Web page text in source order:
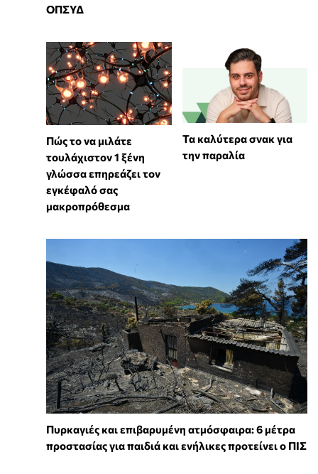
ΟΠΣΥΔ
⁠Πώς το να μιλάτε
τουλάχιστον 1 ξένη
γλώσσα επηρεάζει τον
εγκέφαλό σας
μακροπρόθεσμα
Τα καλύτερα σνακ για
την παραλία
Πυρκαγιές και επιβαρυμένη ατμόσφαιρα: 6 μέτρα
προστασίας για παιδιά και ενήλικες προτείνει ο ΠΙΣ